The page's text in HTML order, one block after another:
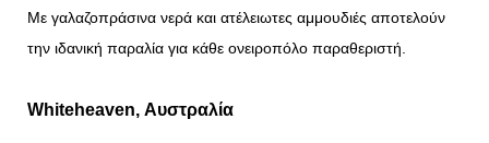
Με γαλαζοπράσινα νερά και ατέλειωτες αμμουδιές αποτελούν
την ιδανική παραλία για κάθε ονειροπόλο παραθεριστή.
Whiteheaven, Αυστραλία